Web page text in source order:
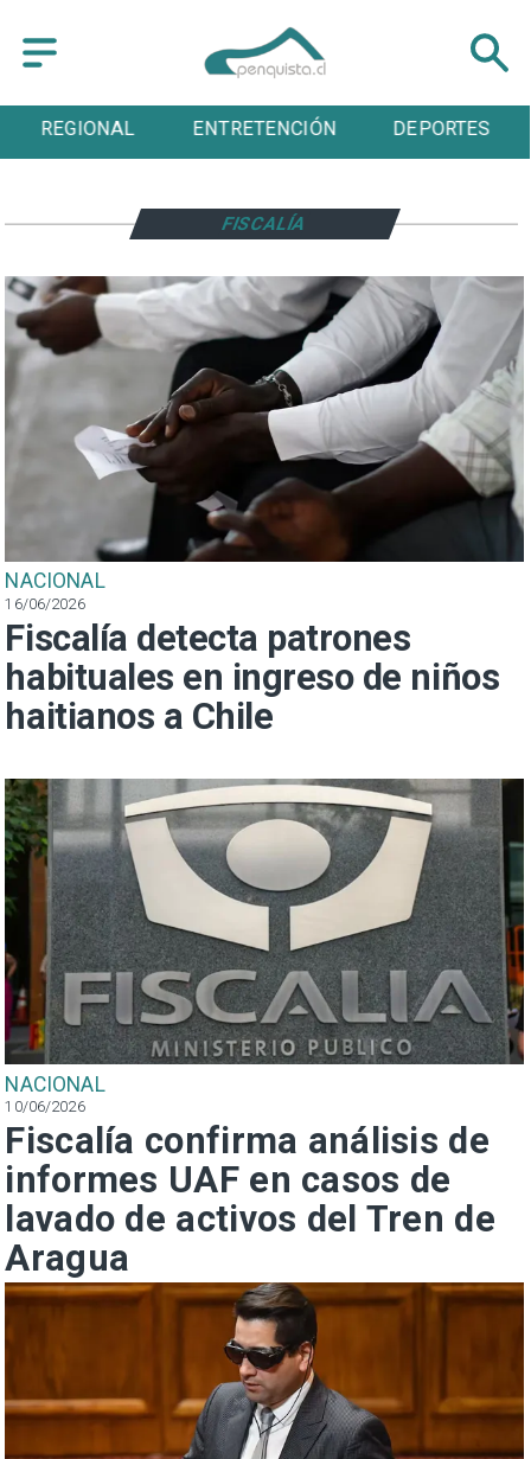
REGIONAL ENTRETENCIÓN DEPORTES
NACIONAL
16/06/2026
Fiscalía detecta patrones
habituales en ingreso de niños
haitianos a Chile
NACIONAL
10/06/2026
Fiscalía confirma análisis de
informes UAF en casos de
lavado de activos del Tren de
Aragua
FISCALÍA